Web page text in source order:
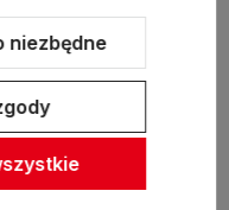
Shoper Modern 3.0™
niezbędne